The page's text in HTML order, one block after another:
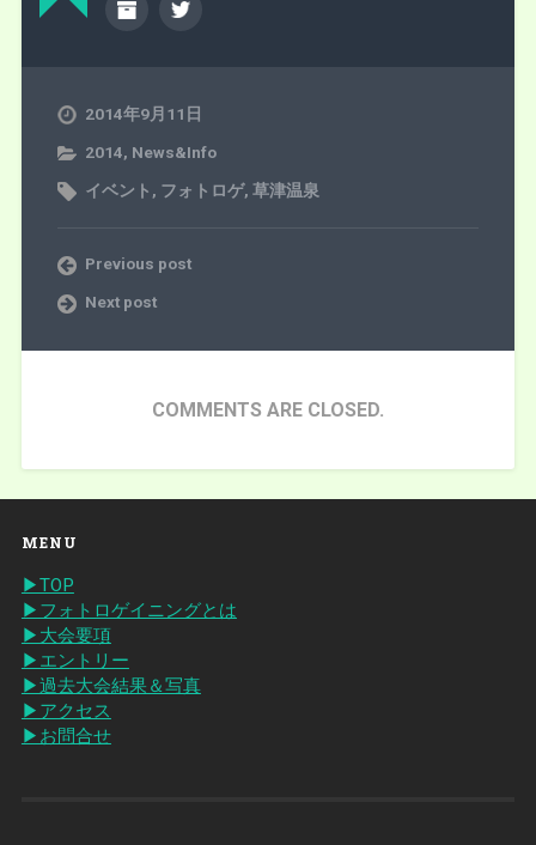
2014年9月11日
2014, News&Info
イベント , フォトロゲ, 草津温泉
Previous post
Next post
COMMENTS ARE CLOSED.
MENU
▶︎TOP
▶︎フォトロゲイニングとは
▶︎大会要項
▶︎エントリー
▶︎過去大会結果＆写真
▶︎アクセス
▶︎お問合せ